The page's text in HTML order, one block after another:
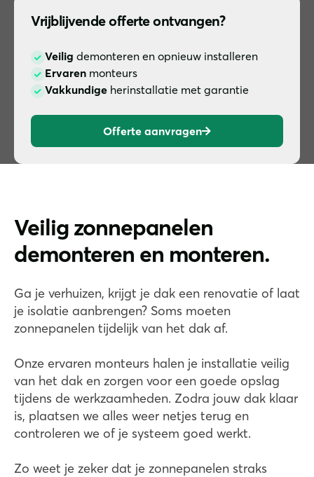
Vrijblijvende offerte ontvangen?
Veilig demonteren en opnieuw installeren
Ervaren monteurs
Vakkundige herinstallatie met garantie
Offerte aanvragen
Veilig zonnepanelen
demonteren en monteren.
Ga je verhuizen, krijgt je dak een renovatie of laat
je isolatie aanbrengen? Soms moeten
zonnepanelen tijdelijk van het dak af.
Onze ervaren monteurs halen je installatie veilig
van het dak en zorgen voor een goede opslag
tijdens de werkzaamheden. Zodra jouw dak klaar
is, plaatsen we alles weer netjes terug en
controleren we of je systeem goed werkt.
Zo weet je zeker dat je zonnepanelen straks